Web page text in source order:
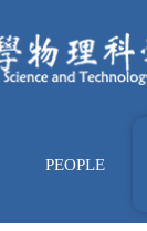
PEOPLE